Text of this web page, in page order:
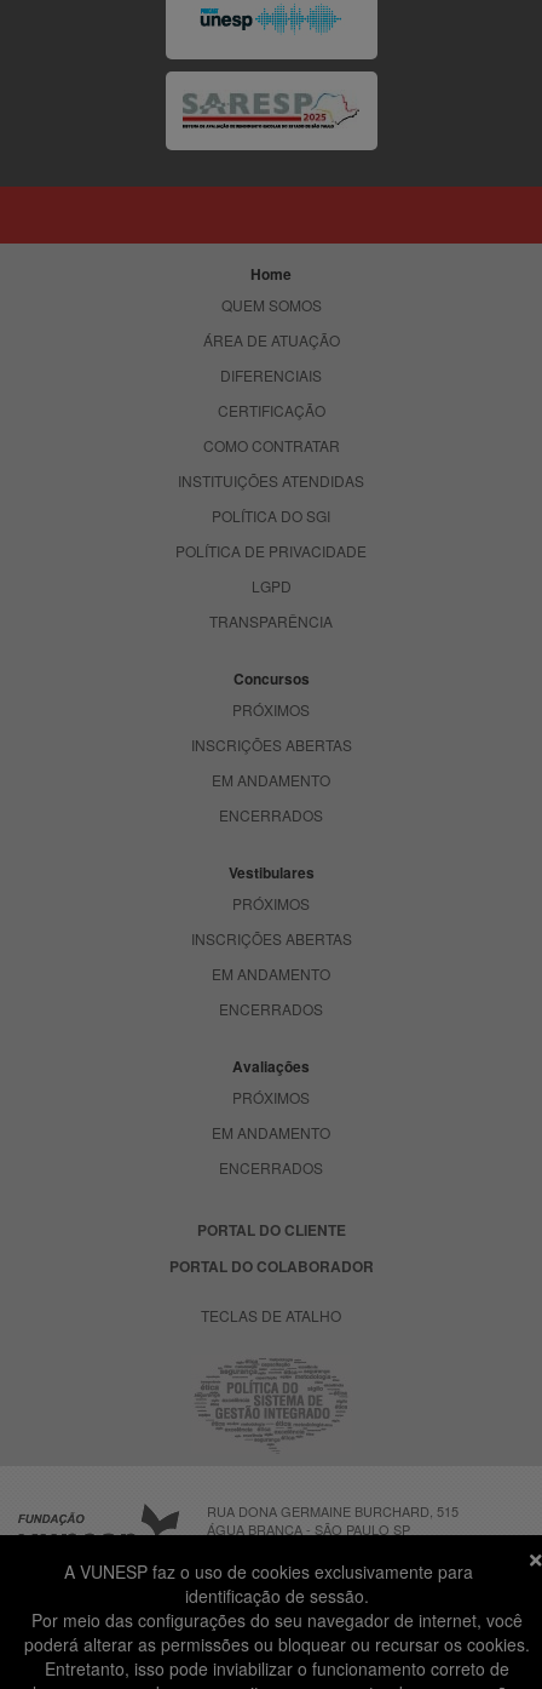
Home
QUEM SOMOS
ÁREA DE ATUAÇÃO
DIFERENCIAIS
CERTIFICAÇÃO
COMO CONTRATAR
INSTITUIÇÕES ATENDIDAS
POLÍTICA DO SGI
POLÍTICA DE PRIVACIDADE
LGPD
TRANSPARÊNCIA
Concursos
PRÓXIMOS
INSCRIÇÕES ABERTAS
EM ANDAMENTO
ENCERRADOS
Vestibulares
PRÓXIMOS
INSCRIÇÕES ABERTAS
EM ANDAMENTO
ENCERRADOS
Avaliações
PRÓXIMOS
EM ANDAMENTO
ENCERRADOS
PORTAL DO CLIENTE
PORTAL DO COLABORADOR
TECLAS DE ATALHO
RUA DONA GERMAINE BURCHARD, 515
ÁGUA BRANCA - SÃO PAULO SP
ATENDIMENTO AO CANDIDATO
(NÃO HÁ ATENDIMENTO PRESENCIAL) 11 3874-6300
DIAS ÚTEISdas 8h às 18h
A VUNESP faz o uso de cookies exclusivamente para
identificação de sessão.
Por meio das configurações do seu navegador de internet, você
poderá alterar as permissões ou bloquear ou recursar os cookies.
Entretanto, isso pode inviabilizar o funcionamento correto de